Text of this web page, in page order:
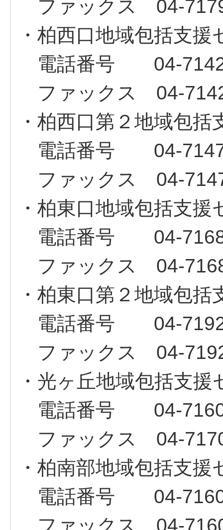
ファックス
・柏西口地域包括支援
電話番号
ファックス
・柏西口第２地域包括
電話番号
ファックス
・柏東口地域包括支援
電話番号
ファックス
・柏東口第２地域包括
電話番号
ファックス
・光ヶ丘地域包括支援
電話番号
ファックス
・柏南部地域包括支援
電話番号
ファックス